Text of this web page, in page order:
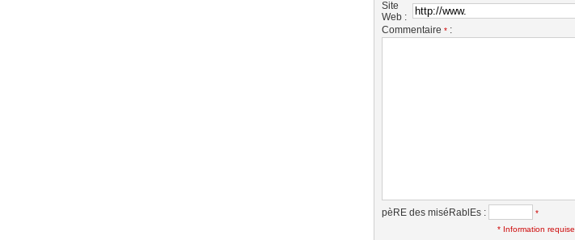
Site
Web :
Commentaire * :
pèRE des miséRablEs :
*
* Information requise.